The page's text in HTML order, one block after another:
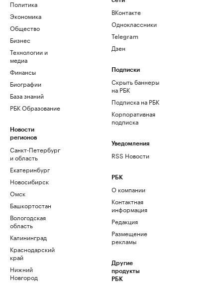
Политика
Экономика
Общество
Бизнес
Технологии и
медиа
Финансы
Биографии
База знаний
РБК Образование
Новости
регионов
Санкт-Петербург
и область
Екатеринбург
Новосибирск
Омск
Башкортостан
Вологодская
область
Калининград
Краснодарский
край
Нижний
Новгород
ВКонтакте
Одноклассники
Telegram
Дзен
Подписки
Скрыть баннеры
на РБК
Подписка на РБК
Корпоративная
подписка
Уведомления
RSS Новости
РБК
О компании
Контактная
информация
Редакция
Размещение
рекламы
Другие
продукты
РБК